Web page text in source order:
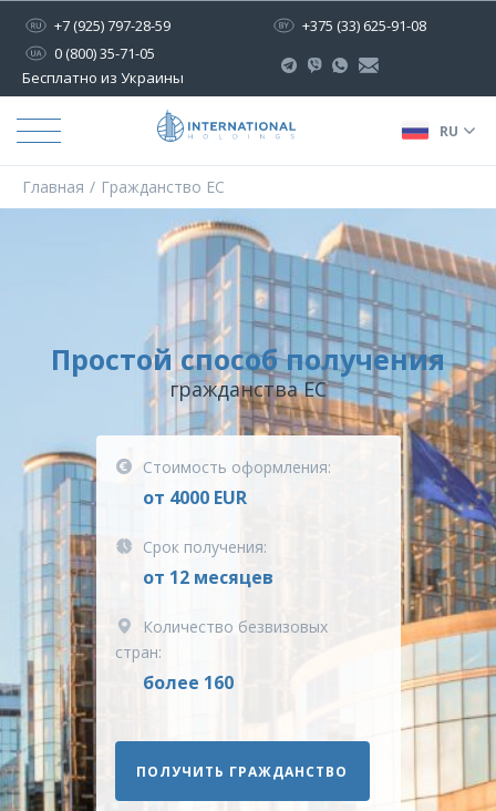
+7 (925) 797-28-59
+375 (33) 625-91-08
0 (800) 35-71-05
Бесплатно из Украины
RU
Главная Гражданство ЕС
Простой способ получения
гражданства ЕС
Стоимость оформления:
от 4000 EUR
Срок получения:
от 12 месяцев
Количество безвизовых
стран:
более 160
ПОЛУЧИТЬ ГРАЖДАНСТВО